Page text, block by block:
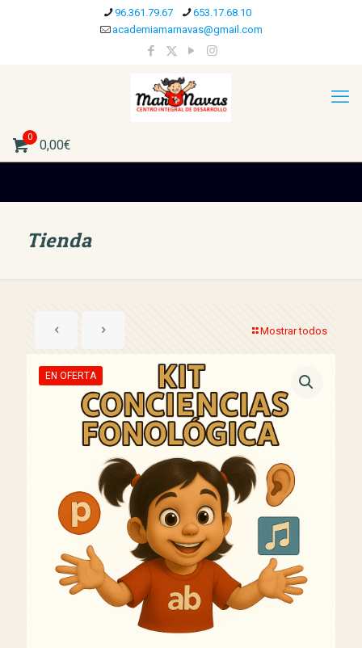
96.361.79.67
653.17.68.10
academiamarnavas@gmail.com
0
0,00€
Tienda
Mostrar todos
EN OFERTA